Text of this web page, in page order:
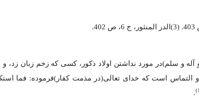
و آله و سلم)در مورد نداشتن اولاد ذکور، کسی که زخم زبان
است که خدای تعالی(در مذمت کفار)فرموده: فما
.